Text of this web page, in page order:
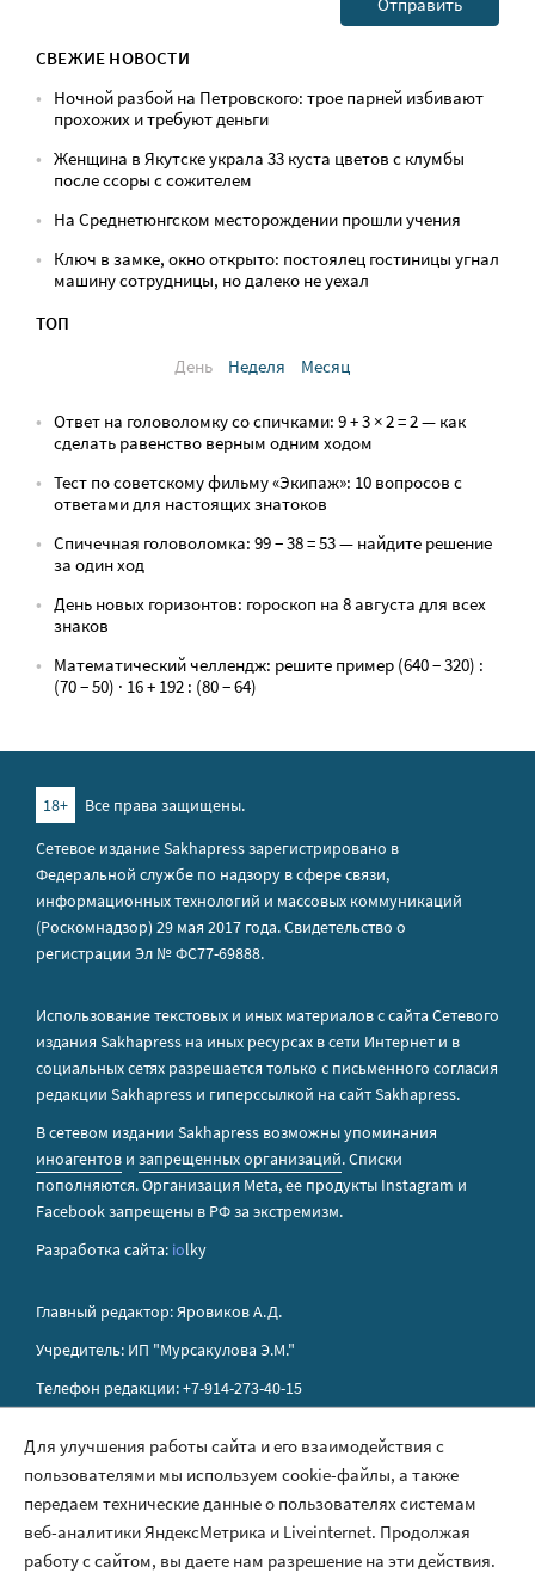
СВЕЖИЕ НОВОСТИ
Ночной разбой на Петровского: трое парней избивают
прохожих и требуют деньги
Женщина в Якутске украла 33 куста цветов с клумбы
после ссоры с сожителем
На Среднетюнгском месторождении прошли учения
Ключ в замке, окно открыто: постоялец гостиницы угнал
машину сотрудницы, но далеко не уехал
ТОП
День
Неделя Месяц
Ответ на головоломку со спичками: 9 + 3 × 2 = 2 — как
сделать равенство верным одним ходом
Тест по советскому фильму «Экипаж»: 10 вопросов с
ответами для настоящих знатоков
Спичечная головоломка: 99 − 38 = 53 — найдите решение
за один ход
День новых горизонтов: гороскоп на 8 августа для всех
знаков
Математический челлендж: решите пример (640 − 320) :
(70 − 50) · 16 + 192 : (80 − 64)
18+
Все права защищены.
Сетевое издание Sakhapress зарегистрировано в
Федеральной службе по надзору в сфере связи,
информационных технологий и массовых коммуникаций
(Роскомнадзор) 29 мая 2017 года. Свидетельство о
регистрации Эл № ФС77-69888.
Использование текстовых и иных материалов с сайта Сетевого
издания Sakhapress на иных ресурсах в сети Интернет и в
социальных сетях разрешается только с письменного согласия
редакции Sakhapress и гиперссылкой на сайт Sakhapress.
В сетевом издании Sakhapress возможны упоминания
иноагентов и запрещенных организаций. Списки
пополняются. Организация Metа, ее продукты Instagram и
Facebook запрещены в РФ за экстремизм.
Разработка сайта: iolky
Главный редактор: Яровиков А.Д.
Учредитель: ИП "Мурсакулова Э.М."
Телефон редакции: +7-914-273-40-15
Правила сайта
Политика обработки персональных данных
Размещение рекламы
Для улучшения работы сайта и его взаимодействия с
пользователями мы используем cookie-файлы, а также
передаем технические данные о пользователях системам
веб-аналитики ЯндексМетрика и Liveinternet. Продолжая
работу с сайтом, вы даете нам разрешение на эти действия.